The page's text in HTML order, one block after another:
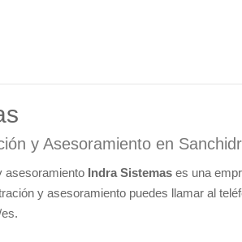
y Asesoramiento en
asesoramiento Indra Sistemas es una
y asesoramiento puedes llamar al